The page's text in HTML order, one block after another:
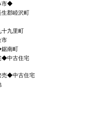
市◆
郡睦沢町
九里町
南町
中古住宅
◆中古住宅